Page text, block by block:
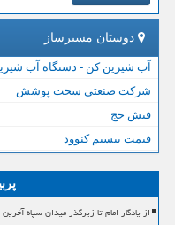
دوستان مسیرساز
آب شیرین کن - دستگاه آب
شرکت صنعتی سخت پوشش
فیش حج
قیمت بیسیم کنوود
از یادگار امام تا زیرگذر میدان سپاه